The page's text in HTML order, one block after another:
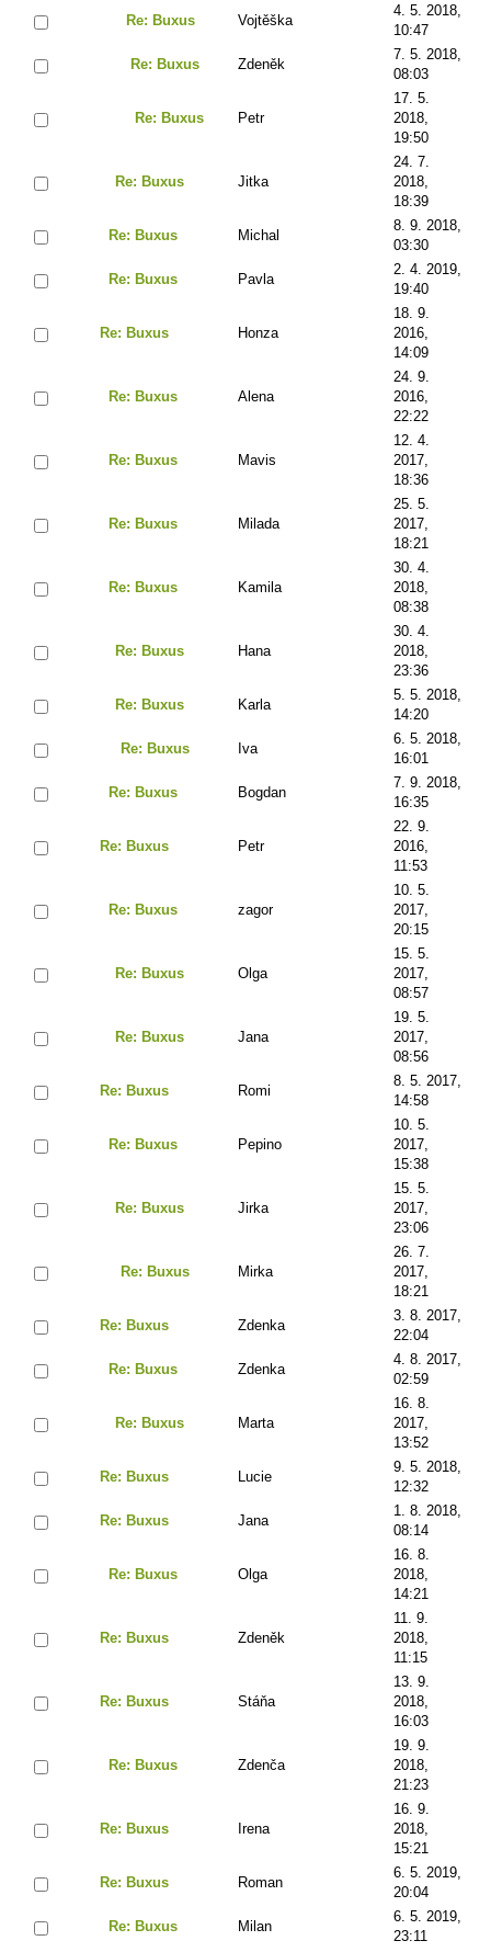
Re: Buxus Vojtěška
4. 5. 2018,
10:47
Re: Buxus Zdeněk
7. 5. 2018,
08:03
Re: Buxus Petr
17. 5.
2018,
19:50
Re: Buxus Jitka
24. 7.
2018,
18:39
Re: Buxus Michal
8. 9. 2018,
03:30
Re: Buxus Pavla
2. 4. 2019,
19:40
Re: Buxus Honza
18. 9.
2016,
14:09
Re: Buxus Alena
24. 9.
2016,
22:22
Re: Buxus Mavis
12. 4.
2017,
18:36
Re: Buxus Milada
25. 5.
2017,
18:21
Re: Buxus Kamila
30. 4.
2018,
08:38
Re: Buxus Hana
30. 4.
2018,
23:36
Re: Buxus Karla
5. 5. 2018,
14:20
Re: Buxus Iva
6. 5. 2018,
16:01
Re: Buxus Bogdan
7. 9. 2018,
16:35
Re: Buxus Petr
22. 9.
2016,
11:53
Re: Buxus zagor
10. 5.
2017,
20:15
Re: Buxus Olga
15. 5.
2017,
08:57
Re: Buxus Jana
19. 5.
2017,
08:56
Re: Buxus Romi
8. 5. 2017,
14:58
Re: Buxus Pepino
10. 5.
2017,
15:38
Re: Buxus Jirka
15. 5.
2017,
23:06
Re: Buxus Mirka
26. 7.
2017,
18:21
Re: Buxus Zdenka
3. 8. 2017,
22:04
Re: Buxus Zdenka
4. 8. 2017,
02:59
Re: Buxus Marta
16. 8.
2017,
13:52
Re: Buxus Lucie
9. 5. 2018,
12:32
Re: Buxus Jana
1. 8. 2018,
08:14
Re: Buxus Olga
16. 8.
2018,
14:21
Re: Buxus Zdeněk
11. 9.
2018,
11:15
Re: Buxus Stáňa
13. 9.
2018,
16:03
Re: Buxus Zdenča
19. 9.
2018,
21:23
Re: Buxus Irena
16. 9.
2018,
15:21
Re: Buxus Roman
6. 5. 2019,
20:04
Re: Buxus Milan
6. 5. 2019,
23:11